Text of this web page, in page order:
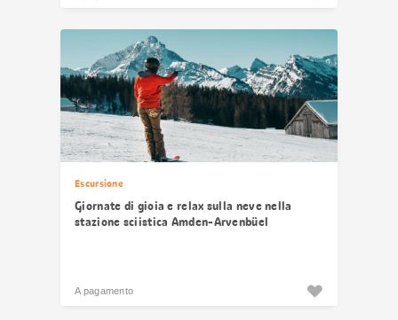
Escursione
Giornate di gioia e relax sulla neve nella
stazione sciistica Amden-Arvenbüel
A pagamento